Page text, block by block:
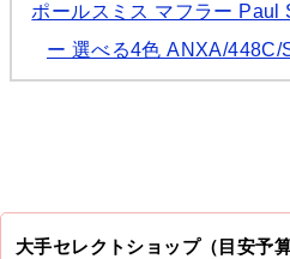
ポールスミス マフラー Paul
ー 選べる4色 ANXA/448C/
大手セレクトショップ（目安予